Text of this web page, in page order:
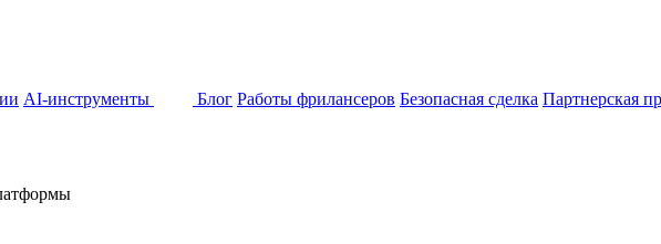
AI-инструменты Блог Работы фрилансеров Безопасная сделка Партнерская